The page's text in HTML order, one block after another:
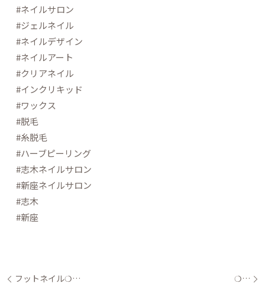
#ネイルサロン
#ジェルネイル
#ネイルデザイン
#ネイルアート
#クリアネイル
#インクリキッド
#ワックス
#脱毛
#糸脱毛
#ハーブピーリング
#志木ネイルサロン
#新座ネイルサロン
#志木
#新座
フットネイル❍… ❍…